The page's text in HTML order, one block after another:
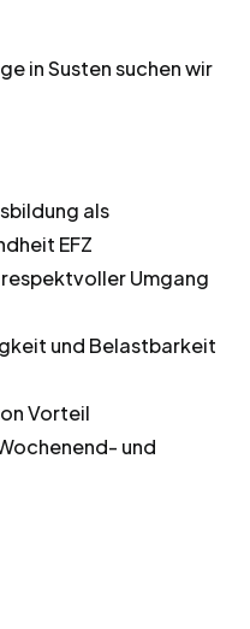
in Susten suchen wir
als
EFZ
Umgang
und Belastbarkeit
Vorteil
und